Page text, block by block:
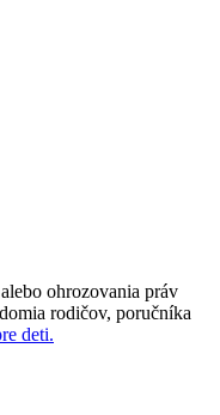
ohrozovania práv
rodičov, poručníka
deti.